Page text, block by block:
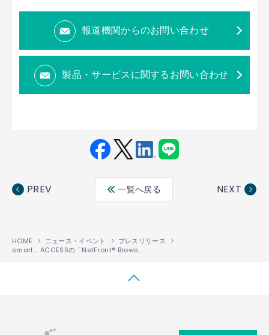
報道機関からのお問い合わせ
製品・サービスに関するお問い合わせ
ebo ter
edin
PREV 一覧へ戻る NEXT
HOME ニュース・イベント
プレスリリース
smart、ACCESSの「NetFront® Browser」を採用し、車載コネクティビティを強化